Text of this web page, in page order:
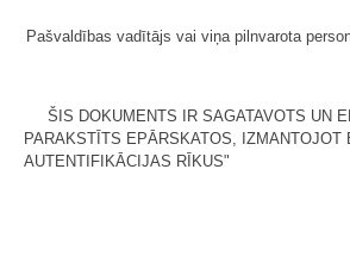
Pašvaldības vadītājs vai viņa pilnvarota
ŠIS DOKUMENTS IR SAGATAVOTS UN
PARAKSTĪTS EPĀRSKATOS, IZMANTOJOT
AUTENTIFIKĀCIJAS RĪKUS"